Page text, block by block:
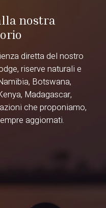
nostra
diretta del nostro
riserve naturali e
Botswana,
Madagascar,
che proponiamo,
aggiornati.